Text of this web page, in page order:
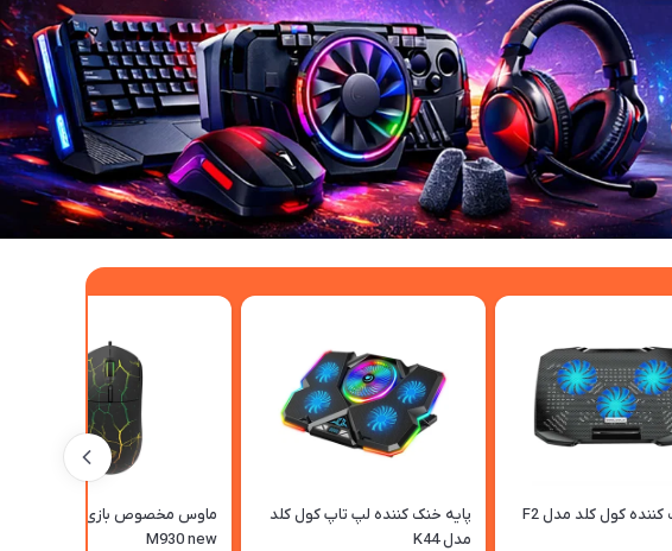
پایه خنک کننده کول کلد مدل F2
پایه خنک کننده لپ تاپ کول کلد
مدل K44
ماوس مخصوص بازی میشن مدل
M930 new